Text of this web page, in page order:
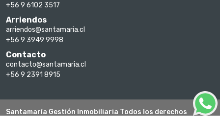
+56 9 6102 3517
Arriendos
arriendos@santamaria.cl
+56 9 3949 9998
Contacto
contacto@santamaria.cl
+56 9 2391 8915
Santamaría Gestión Inmobiliaria Todos los derechos